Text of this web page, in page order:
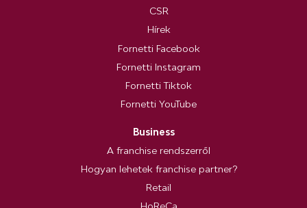
CSR
Hírek
Fornetti Facebook
Fornetti Instagram
Fornetti Tiktok
Fornetti YouTube
Business
A franchise rendszerről
Hogyan lehetek franchise partner?
Retail